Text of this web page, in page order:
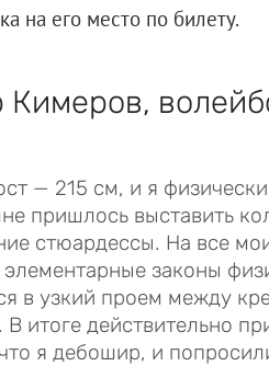
на его место по билету.
Кимеров,
— 215 см, и я
пришлось выставить
стюардессы. На все
законы
в узкий проем между
итоге действительно
я дебошир, и